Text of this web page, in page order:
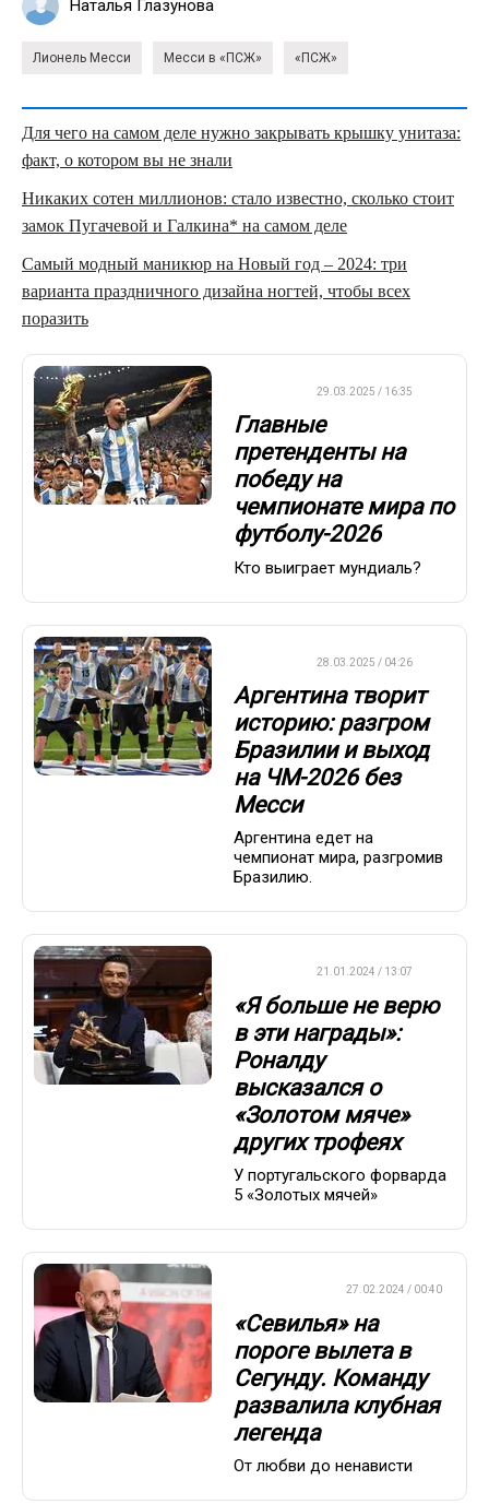
Наталья Глазунова
Лионель Месси Месси в «ПСЖ» «ПСЖ»
Для чего на самом деле нужно закрывать крышку унитаза:
факт, о котором вы не знали
Никаких сотен миллионов: стало известно, сколько стоит
замок Пугачевой и Галкина* на самом деле
Самый модный маникюр на Новый год – 2024: три
варианта праздничного дизайна ногтей, чтобы всех
поразить
29.03.2025 / 16:35
Главные
претенденты на
победу на
чемпионате мира по
футболу-2026
Кто выиграет мундиаль?
28.03.2025 / 04:26
Аргентина творит
историю: разгром
Бразилии и выход
на ЧМ-2026 без
Месси
Аргентина едет на
чемпионат мира, разгромив
Бразилию.
21.01.2024 / 13:07
«Я больше не верю
в эти награды»:
Роналду
высказался о
«Золотом мяче»
других трофеях
У португальского форварда
5 «Золотых мячей»
27.02.2024 / 00:40
«Севилья» на
пороге вылета в
Сегунду. Команду
развалила клубная
легенда
От любви до ненависти